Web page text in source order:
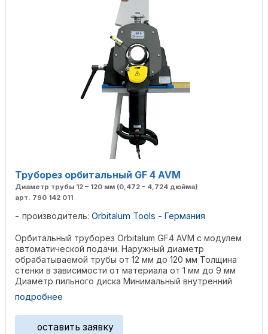
Труборез орбитальный GF 4 AVM
Диаметр трубы 12 – 120 мм (0,472 - 4,724 дюйма)
арт. 790 142 011
производитель: Orbitalum Tools - Германия
Орбитальный труборез Orbitalum GF4 AVM с модулем
автоматической подачи. Наружный диаметр
обрабатываемой трубы от 12 мм до 120 мм Толщина
стенки в зависимости от материала от 1 мм до 9 мм
Диаметр пильного диска Минимальный внутренний
диаметр трубы 63 ...
подробнее
оставить заявку